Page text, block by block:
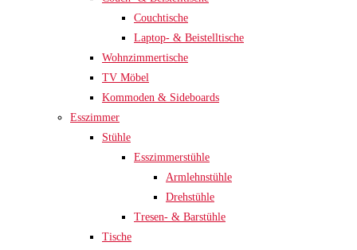
Couchtische
Laptop- & Beistelltische
Wohnzimmertische
TV Möbel
Kommoden & Sideboards
Esszimmer
Stühle
Esszimmerstühle
Armlehnstühle
Drehstühle
Tresen- & Barstühle
Tische